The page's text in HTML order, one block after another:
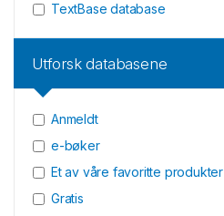
TextBase database
Utforsk databasene
Anmeldt
e-bøker
Et av våre favoritte produkter
Gratis